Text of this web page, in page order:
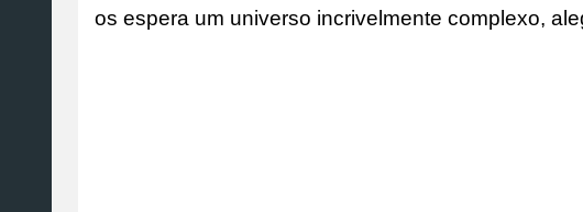
os espera um universo incrivelmente complexo,